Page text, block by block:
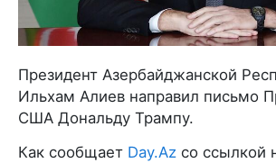
Президент Азербайджанской
Ильхам Алиев направил письмо
США Дональду Трампу.
Как сообщает Day.Az со ссылкой